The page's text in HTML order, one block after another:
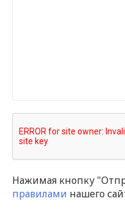
Нажимая кнопку
правилами нашего